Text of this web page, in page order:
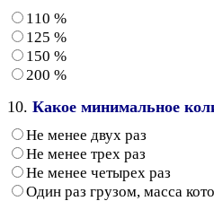
110 %
125 %
150 %
200 %
10. Какое минимальное
Не менее двух раз
Не менее трех раз
Не менее четырех раз
Один раз грузом, масса